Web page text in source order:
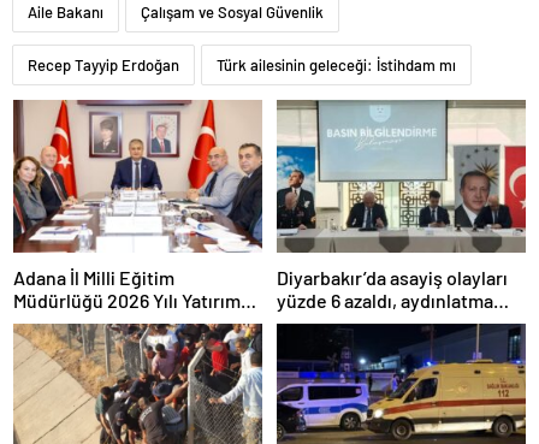
Aile Bakanı Çalışam ve Sosyal Güvenlik
Recep Tayyip Erdoğan Türk ailesinin geleceği: İstihdam mı
Adana İl Milli Eğitim
Müdürlüğü 2026 Yılı Yatırım
Programı değerlendirildi
Diyarbakır’da asayiş olayları
yüzde 6 azaldı, aydınlatma
oranı yüzde 98’e yükseldi